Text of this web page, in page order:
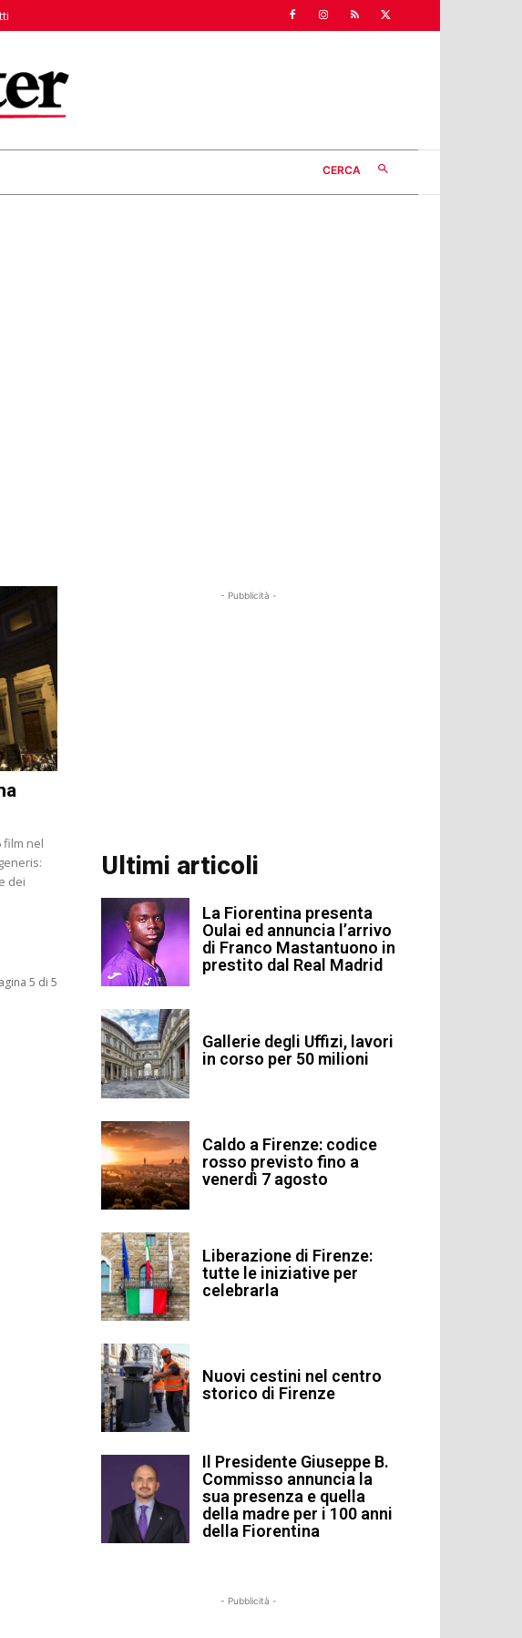
CERCA
film nel
dei
5 di 5
- Pubblicità -
Ultimi articoli
La Fiorentina presenta
Oulai ed annuncia l’arrivo
di Franco Mastantuono in
prestito dal Real Madrid
Gallerie degli Uffizi, lavori
in corso per 50 milioni
Caldo a Firenze: codice
rosso previsto fino a
venerdì 7 agosto
Liberazione di Firenze:
tutte le iniziative per
celebrarla
Nuovi cestini nel centro
storico di Firenze
Il Presidente Giuseppe B.
Commisso annuncia la
sua presenza e quella
della madre per i 100 anni
della Fiorentina
- Pubblicità -